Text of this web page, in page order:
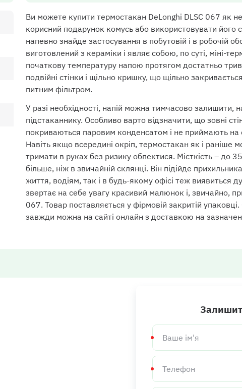
Ви можете купити термостакан DeLonghi DLSC 067 як
корисний подарунок комусь або використовувати його
напевно знайде застосування в побутовій і в робочій
виготовлений з кераміки і являє собою, по суті, міні-
початкову температуру напою протягом достатньо
подвійні стінки і щільно кришку, що щільно
питним фільтром.
У разі необхідності, напій можна тимчасово залишити,
підстаканнику. Особливо варто відзначити, що зовні
покриваються паровим конденсатом і не приймають
Навіть якщо всередині окріп, термостакан як і раніше
тримати в руках без ризику обпектися. Місткість – до
більше, ніж в звичайній склянці. Він підійде
життя, водіям, так і в будь-якому офісі теж виявиться
звертає на себе увагу красивий малюнок і, звичайно,
067. Товар поставляється у фірмовій закритій
завжди можна на сайті онлайн з доставкою на
Ваше
ім'я
Телефон